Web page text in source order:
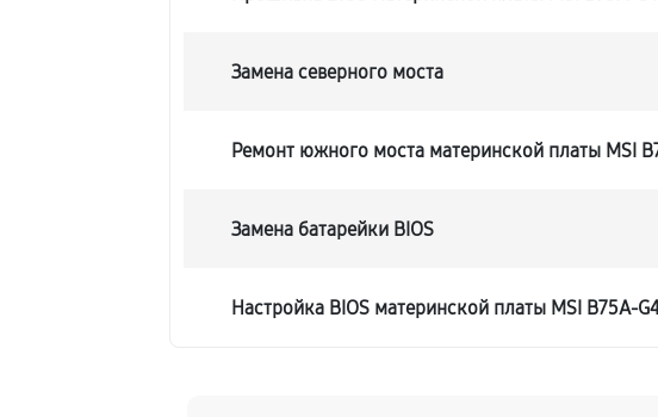
Замена северного моста
Ремонт южного моста материнской платы MSI
Замена батарейки BIOS
Настройка BIOS материнской платы MSI B75A-